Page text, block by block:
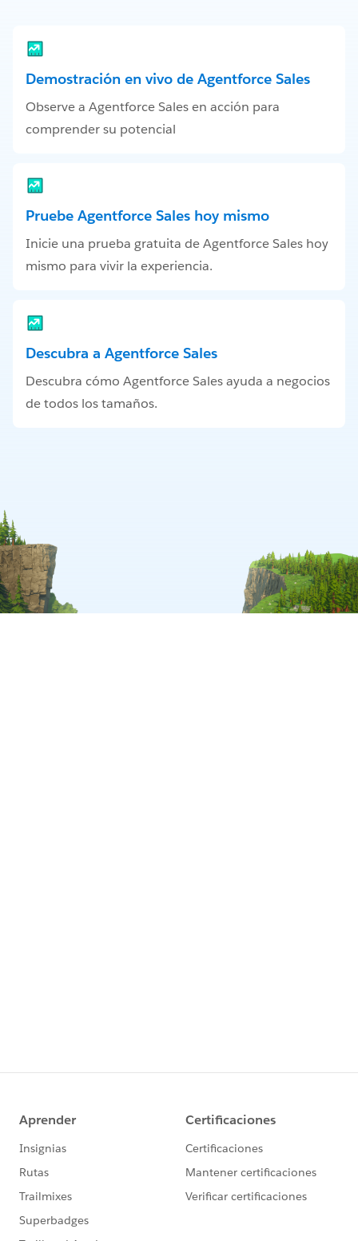
Demostración en vivo de Agentforce Sales
Observe a Agentforce Sales en acción para
comprender su potencial
Pruebe Agentforce Sales hoy mismo
Inicie una prueba gratuita de Agentforce Sales hoy
mismo para vivir la experiencia.
Descubra a Agentforce Sales
Descubra cómo Agentforce Sales ayuda a negocios
de todos los tamaños.